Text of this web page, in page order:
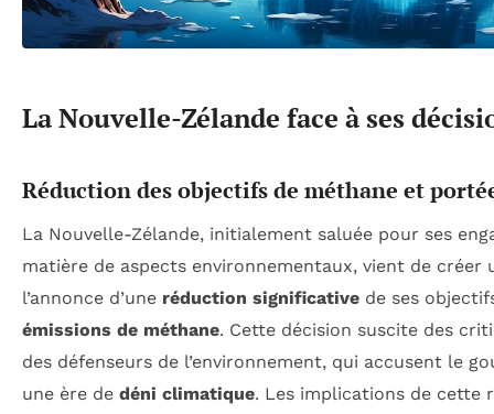
La Nouvelle-Zélande face à ses
Réduction des objectifs de méthane et
La Nouvelle-Zélande, initialement saluée pour ses
matière de aspects environnementaux, vient de créer
l’annonce d’une réduction significative de ses
émissions de méthane. Cette décision suscite des
des défenseurs de l’environnement, qui accusent le
une ère de déni climatique. Les implications de cette